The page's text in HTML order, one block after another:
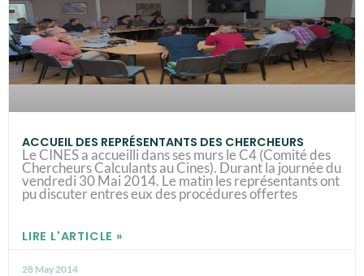
ACCUEIL DES REPRÉSENTANTS DES CHERCHEURS
Le CINES a accueilli dans ses murs le C4 (Comité des
Chercheurs Calculants au Cines). Durant la journée du
vendredi 30 Mai 2014. Le matin les représentants ont
pu discuter entres eux des procédures offertes
LIRE L'ARTICLE »
28 May 2014